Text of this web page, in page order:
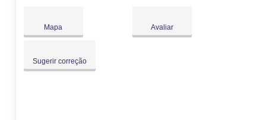
Mapa Avaliar
Sugerir correção